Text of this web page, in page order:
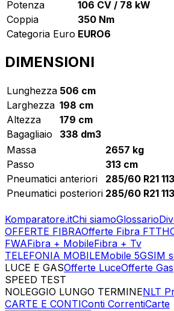
Potenza
106 CV / 78 kW
Coppia
350 Nm
Categoria Euro EURO6
DIMENSIONI
Lunghezza 506 cm
Larghezza 198 cm
Altezza
179 cm
Bagagliaio
338 dm3
Massa
2657 kg
Passo
313 cm
Pneumatici anteriori
285/60 R21
Pneumatici posteriori 285/60 R21
Komparatore.itChi siamoGlossario
OFFERTE FIBRAOfferte Fibra FTTH
FWAFibra + MobileFibra + Tv
TELEFONIA MOBILEMobile 5GSIM
LUCE E GASOfferte LuceOfferte Gas
SPEED TEST
NOLEGGIO LUNGO TERMINENLT
CARTE E CONTIConti CorrentiCarte